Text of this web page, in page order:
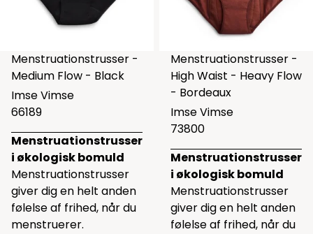
Menstruationstrusser -
Medium Flow - Black
Imse Vimse
66189
Menstruationstrusser
i økologisk bomuld
Menstruationstrusser
giver dig en helt anden
følelse af frihed, når du
menstruerer.
Menstruationstrusser -
High Waist - Heavy Flow
- Bordeaux
Imse Vimse
73800
Menstruationstrusser
i økologisk bomuld
Menstruationstrusser
giver dig en helt anden
følelse af frihed, når du